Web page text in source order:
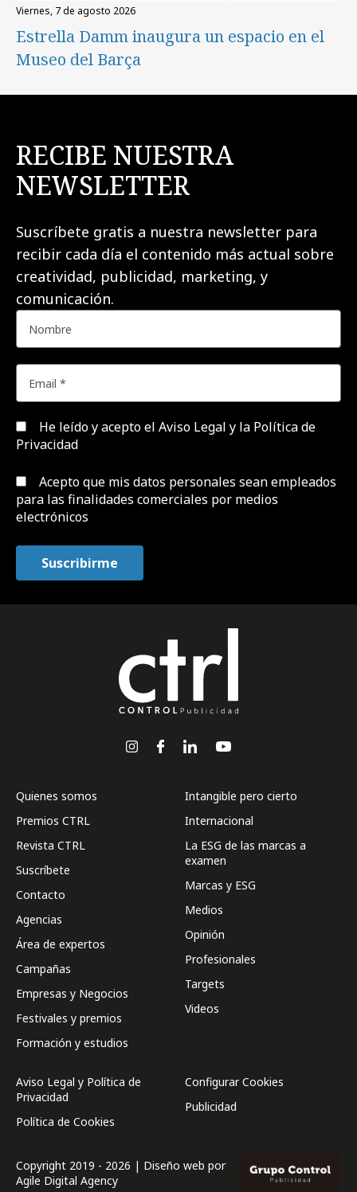
viernes, 7 de agosto 2026
Estrella Damm inaugura un espacio en el
Museo del Barça
RECIBE NUESTRA
NEWSLETTER
Suscríbete gratis a nuestra newsletter para
recibir cada día el contenido más actual sobre
creatividad, publicidad, marketing, y
comunicación.
He leído y acepto el Aviso Legal y la Política de
Privacidad
Acepto que mis datos personales sean empleados
para las finalidades comerciales por medios
electrónicos
Quienes somos
Premios CTRL
Revista CTRL
Suscríbete
Contacto
Agencias
Área de expertos
Campañas
Empresas y Negocios
Festivales y premios
Formación y estudios
Intangible pero cierto
Internacional
La ESG de las marcas a
examen
Marcas y ESG
Medios
Opinión
Profesionales
Targets
Videos
Aviso Legal y Política de
Privacidad
Política de Cookies
Configurar Cookies
Publicidad
Copyright 2019 - 2026 | Diseño web por
Agile Digital Agency